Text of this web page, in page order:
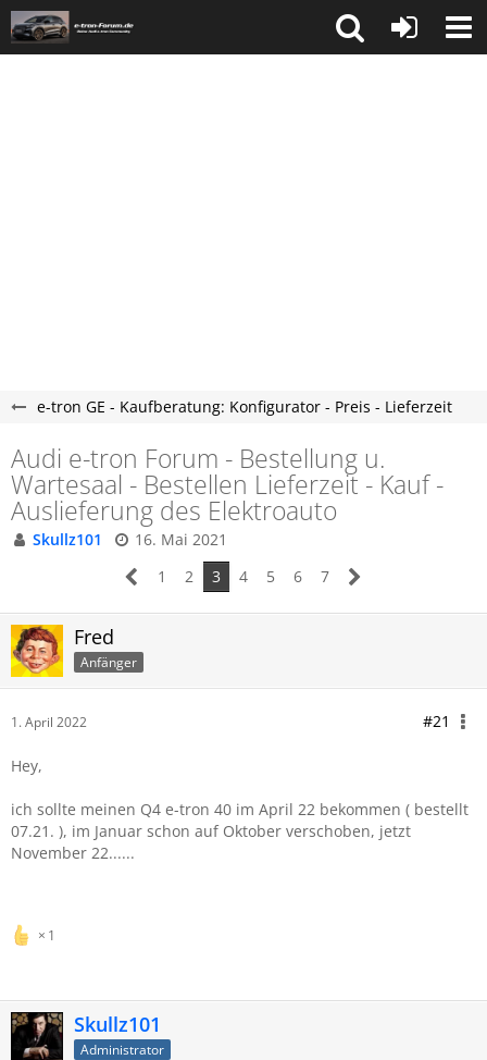
e-tron GE - Kaufberatung: Konfigurator - Preis - Lieferzeit
Audi e-tron Forum - Bestellung u.
Wartesaal - Bestellen Lieferzeit - Kauf -
Auslieferung des Elektroauto
Skullz101
16. Mai 2021
1
2 3 4 5 6 7
Fred
Anfänger
1. April 2022 #21
Hey,
ich sollte meinen Q4 e-tron 40 im April 22 bekommen ( bestellt
07.21. ), im Januar schon auf Oktober verschoben, jetzt
November 22......
1
Skullz101
Administrator